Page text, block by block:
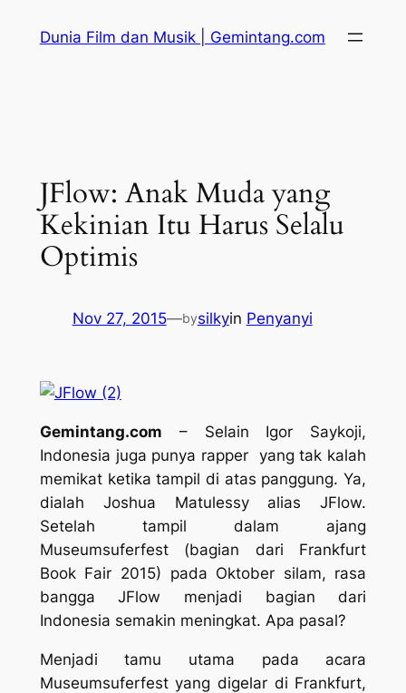
Dunia Film dan Musik | Gemintang.com
JFlow: Anak Muda yang
Kekinian Itu Harus Selalu
Optimis
Nov 27, 2015—bysilkyin Penyanyi
Gemintang.com – Selain Igor Saykoji,
Indonesia juga punya rapper yang tak kalah
memikat ketika tampil di atas panggung. Ya,
dialah Joshua Matulessy alias JFlow.
Setelah tampil dalam ajang
Museumsuferfest (bagian dari Frankfurt
Book Fair 2015) pada Oktober silam, rasa
bangga JFlow menjadi bagian dari
Indonesia semakin meningkat. Apa pasal?
Menjadi tamu utama pada acara
Museumsuferfest yang digelar di Frankfurt,